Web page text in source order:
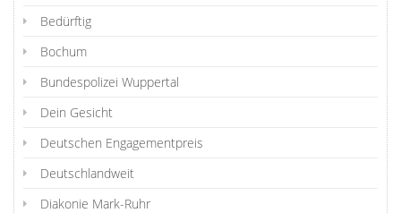
Bedürftig
Bochum
Bundespolizei Wuppertal
Dein Gesicht
Deutschen Engagementpreis
Deutschlandweit
Diakonie Mark-Ruhr